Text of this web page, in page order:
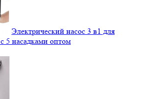
Электрический насос 3 в1 для
5 насадками оптом